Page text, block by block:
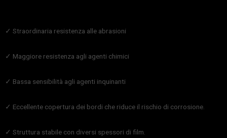
✓ Straordinaria resistenza alle abrasioni
✓ Maggiore resistenza agli agenti chimici
✓ Bassa sensibilità agli agenti inquinanti
✓ Eccellente copertura dei bordi che riduce il rischio di corrosione.
✓ Struttura stabile con diversi spessori di film.